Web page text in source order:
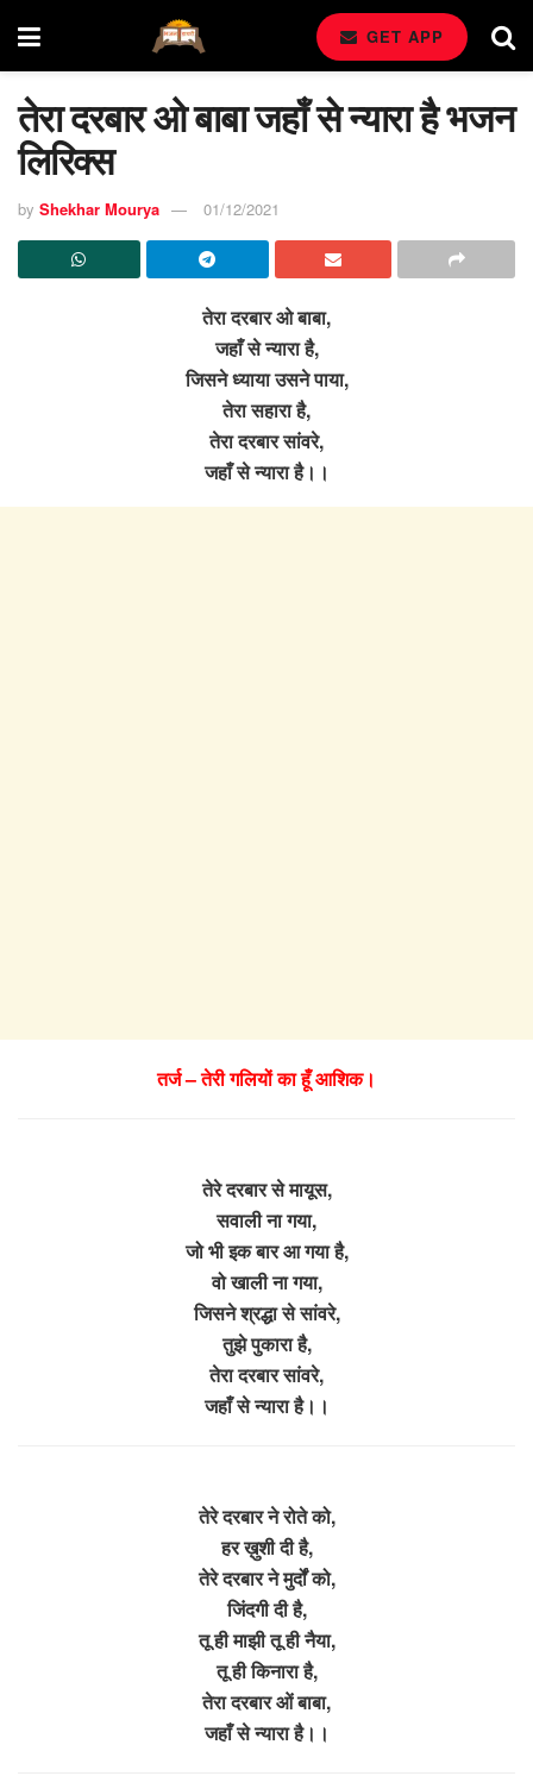
GET APP
तेरा दरबार ओ बाबा जहाँ से न्यारा है भजन
लिरिक्स
by Shekhar Mourya 01/12/2021
तेरा दरबार ओ बाबा,
जहाँ से न्यारा है,
जिसने ध्याया उसने पाया,
तेरा सहारा है,
तेरा दरबार सांवरे,
जहाँ से न्यारा है।।
तर्ज – तेरी गलियों का हूँ आशिक।
तेरे दरबार से मायूस,
सवाली ना गया,
जो भी इक बार आ गया है,
वो खाली ना गया,
जिसने श्रद्धा से सांवरे,
तुझे पुकारा है,
तेरा दरबार सांवरे,
जहाँ से न्यारा है।।
तेरे दरबार ने रोते को,
हर ख़ुशी दी है,
तेरे दरबार ने मुर्दों को,
जिंदगी दी है,
तू ही माझी तू ही नैया,
तू ही किनारा है,
तेरा दरबार ओं बाबा,
जहाँ से न्यारा है।।